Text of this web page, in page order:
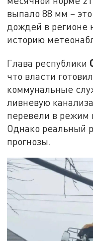
выпало 88 мм –
дождей в регионе
историю
Глава республики
что власти
коммунальные
ливневую
перевели в режим
Однако реальный
прогнозы.